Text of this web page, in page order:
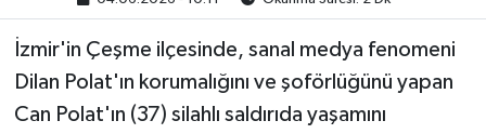
İzmir'in Çeşme ilçesinde, sanal medya fenomeni
Dilan Polat'ın korumalığını ve şoförlüğünü yapan
Can Polat'ın (37) silahlı saldırıda yaşamını
2024 Seçim Sonuçları